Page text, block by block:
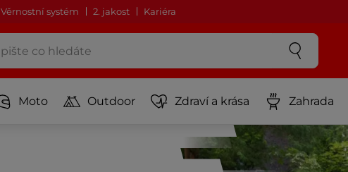
Věrnostní systém 2. jakost Kariéra
Moto Outdoor Zdraví a krása Zahrada